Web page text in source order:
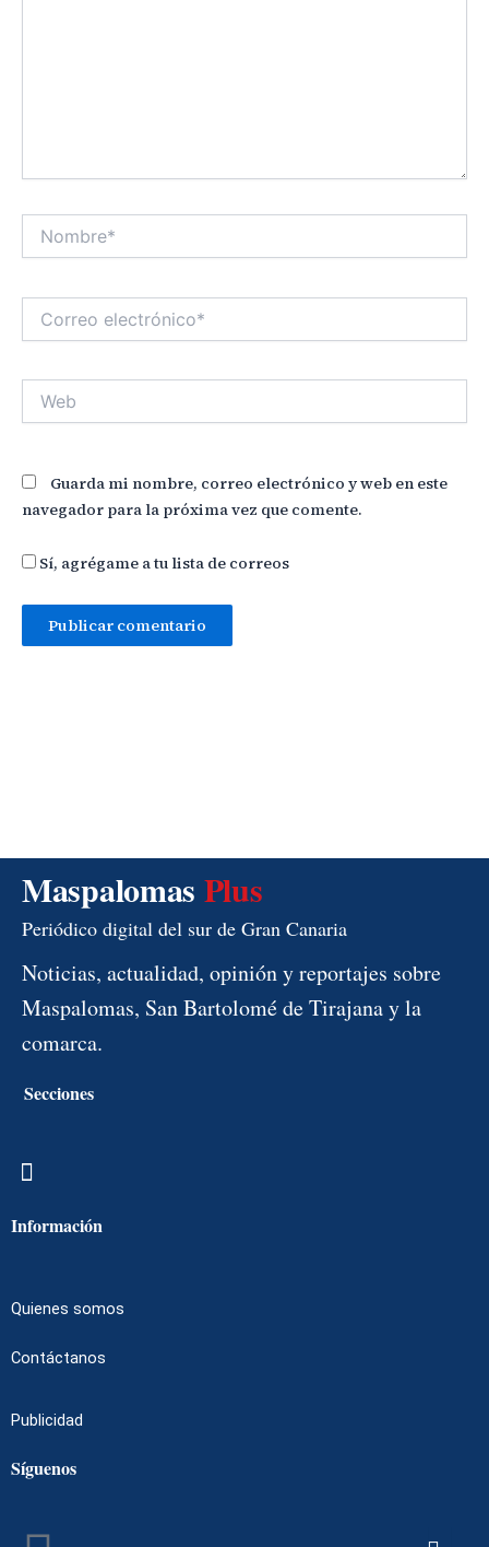
Nombre*
electrónico*
Web
Guarda mi nombre, correo electrónico y web en este
navegador para la próxima vez que comente.
Sí, agrégame a tu lista de correos
Maspalomas Plus
Periódico digital del sur de Gran Canaria
Noticias, actualidad, opinión y reportajes sobre
Maspalomas, San Bartolomé de Tirajana y la
comarca.
Secciones
Menú
Información
Quienes somos
Contáctanos
Publicidad
Síguenos